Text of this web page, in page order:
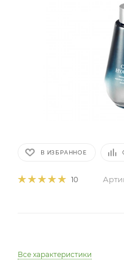
В ИЗБРАННОЕ
10
Все характеристики